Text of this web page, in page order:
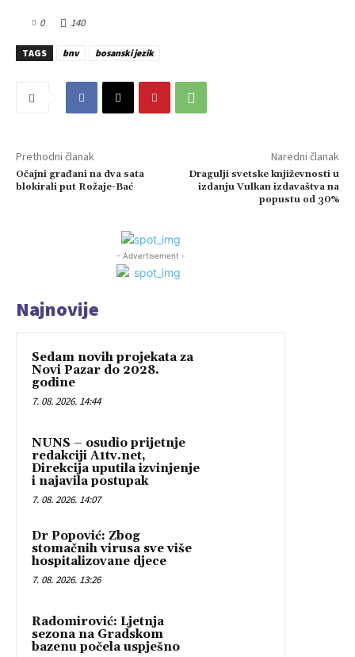
0 140
TAGS bnv bosanski jezik
Prethodni članak
Očajni građani na dva sata
blokirali put Rožaje-Bać
Naredni članak
Dragulji svetske književnosti u
izdanju Vulkan izdavaštva na
popustu od 30%
- Advertisement -
Najnovije
Sedam novih projekata za
Novi Pazar do 2028.
godine
7. 08. 2026. 14:44
NUNS – osudio prijetnje
redakciji A1tv.net,
Direkcija uputila izvinjenje
i najavila postupak
7. 08. 2026. 14:07
Dr Popović: Zbog
stomačnih virusa sve više
hospitalizovane djece
7. 08. 2026. 13:26
Radomirović: Ljetnja
sezona na Gradskom
bazenu počela uspješno